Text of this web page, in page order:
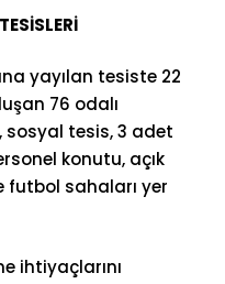
yayılan tesiste 22
76 odalı
tesis, 3 adet
konutu, açık
futbol sahaları yer
ihtiyaçlarını